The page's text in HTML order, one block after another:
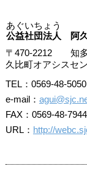
あぐいちょう
公益社団法人 阿
〒470-2212 知
久比町オアシスセ
TEL：0569-48-5050
e-mail：
FAX：0569-48-7944
URL： http://